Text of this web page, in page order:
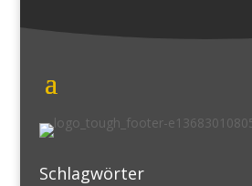
Schlagwörter